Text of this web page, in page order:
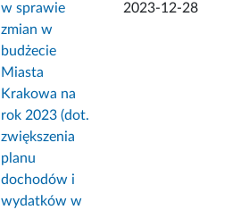
w sprawie
zmian w
budżecie
Miasta
Krakowa na
rok 2023 (dot.
zwiększenia
planu
dochodów i
wydatków w
2023-12-28